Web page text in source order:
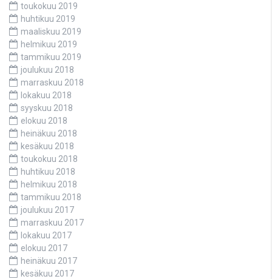
toukokuu 2019
huhtikuu 2019
maaliskuu 2019
helmikuu 2019
tammikuu 2019
joulukuu 2018
marraskuu 2018
lokakuu 2018
syyskuu 2018
elokuu 2018
heinäkuu 2018
kesäkuu 2018
toukokuu 2018
huhtikuu 2018
helmikuu 2018
tammikuu 2018
joulukuu 2017
marraskuu 2017
lokakuu 2017
elokuu 2017
heinäkuu 2017
kesäkuu 2017